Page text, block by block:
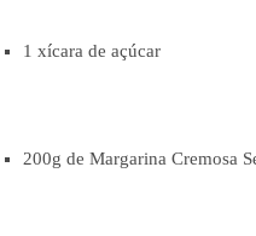
1 xícara de açúcar
200g de Margarina Cremosa